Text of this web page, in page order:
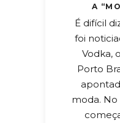
A
É difícil
foi
Vodka,
Porto
moda.